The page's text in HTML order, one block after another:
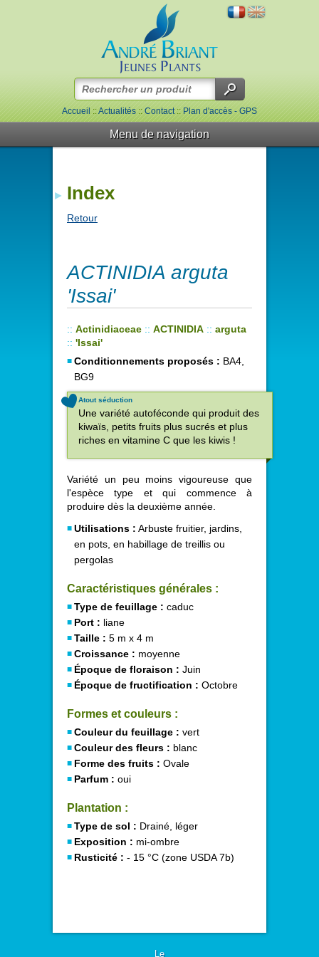
Accueil::Actualités::Contact::Plan d'accès - GPS
Menu de navigation
Index
Retour
ACTINIDIA arguta
'Issai'
:: Actinidiaceae :: ACTINIDIA :: arguta
:: 'Issai'
Conditionnements proposés : BA4,
BG9
Atout séduction
Une variété autoféconde qui produit des
kiwaïs, petits fruits plus sucrés et plus
riches en vitamine C que les kiwis !
Variété un peu moins vigoureuse que
l'espèce type et qui commence à
produire dès la deuxième année.
Utilisations : Arbuste fruitier, jardins,
en pots, en habillage de treillis ou
pergolas
Caractéristiques générales :
Type de feuillage : caduc
Port : liane
Taille : 5 m x 4 m
Croissance : moyenne
Époque de floraison : Juin
Époque de fructification : Octobre
Formes et couleurs :
Couleur du feuillage : vert
Couleur des fleurs : blanc
Forme des fruits : Ovale
Parfum : oui
Plantation :
Type de sol : Drainé, léger
Exposition : mi-ombre
Rusticité : - 15 °C (zone USDA 7b)
Le